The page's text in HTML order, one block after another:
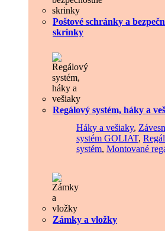
Poštové schránky a
skrinky
Regálový systém, háky a
Háky a vešiaky,
systém GOLIAT,
systém, Montované
Zámky a vložky